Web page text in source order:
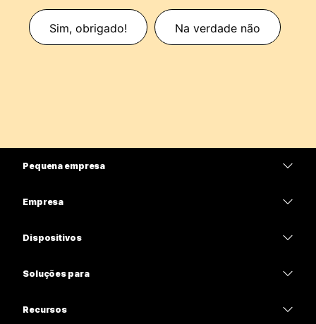
Sim, obrigado! Na verdade não
Pequena empresa
Empresa
Dispositivos
Soluções para
Recursos